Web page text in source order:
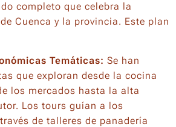
completo que celebra la
Cuenca y la provincia. Este plan
Temáticas: Se han
que exploran desde la cocina
los mercados hasta la alta
Los tours guían a los
de talleres de panadería